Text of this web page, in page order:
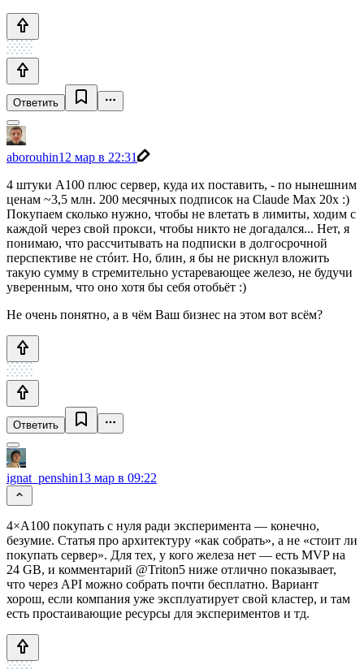
Ответить
aborouhin12 мар в 22:31
4 штуки А100 плюс сервер, куда их поставить, - по нынешним
ценам ~3,5 млн. 200 месячных подписок на Claude Max 20x :)
Покупаем сколько нужно, чтобы не влетать в лимиты, ходим с
каждой через свой прокси, чтобы никто не догадался... Нет, я
понимаю, что рассчитывать на подписки в долгосрочной
перспективе не стóит. Но, блин, я бы не рискнул вложить
такую сумму в стремительно устаревающее железо, не будучи
уверенным, что оно хотя бы себя отобьёт :)
Не очень понятно, а в чём Ваш бизнес на этом вот всём?
Ответить
ignat_penshin13 мар в 09:22
4×A100 покупать с нуля ради эксперимента — конечно,
безумие. Статья про архитектуру «как собрать», а не «стоит ли
покупать сервер». Для тех, у кого железа нет — есть MVP на
24 GB, и комментарий @Triton5 ниже отлично показывает,
что через API можно собрать почти бесплатно. Вариант
хорош, если компания уже эксплуатирует свой кластер, и там
есть простаивающие ресурсы для экспериментов и тд.